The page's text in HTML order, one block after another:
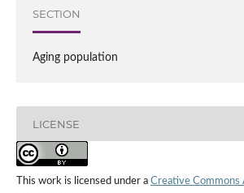
SECTION
Aging population
LICENSE
This work is licensed under a Creative